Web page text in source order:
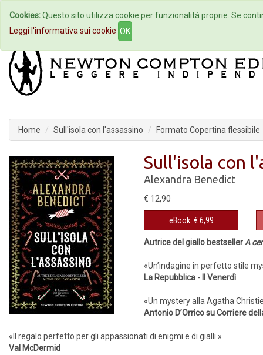
Home Autori Eventi
Home Sull'isola con l'assassino Formato Copertina flessibile
Sull'isola con
Alexandra Benedict
€ 12,90
eBook € 6,99
Autrice del giallo bestseller A
«Un’indagine in perfetto stile
La Repubblica - Il Venerdì
«Un mystery alla Agatha
Antonio D’Orrico su Corriere
«Il regalo perfetto per gli appassionati di enigmi e di gialli.»
Val McDermid
Cookies:Questo sito utilizza cookie per funzionalità proprie. Se
Leggi l'informativa sui cookie OK